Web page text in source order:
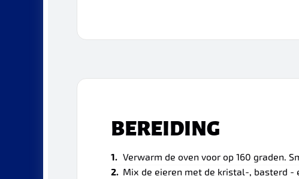
BEREIDING
Verwarm de oven voor op 160 graden.
Mix de eieren met de kristal-, basterd -